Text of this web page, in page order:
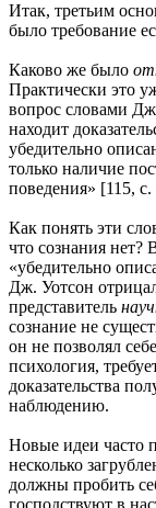
Итак, третьим
было требование
Каково же было
Практически это
вопрос словами
находит
убедительно
только наличие
поведения» [115, с.
Как понять эти
что сознания
«убедительно
Дж. Уотсон
представитель
сознание не
он не позволял
психология,
доказательства
наблюдению.
Новые идеи часто
несколько
должны пробить